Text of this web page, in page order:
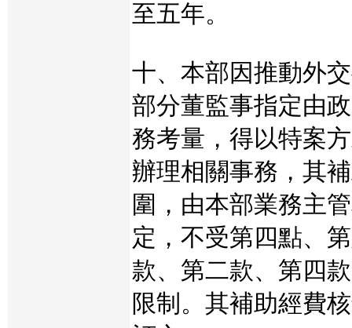
至五年。
十、本部因推動外
部分董監事指定由
務考量，得以特案
辦理相關事務，其
圍，由本部業務主
定，不受第四點、
款、第二款、第四
限制。其補助經費